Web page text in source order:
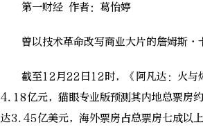
第一财经 作者：葛怡婷
曾以技术革命改写商业大片的詹姆斯·卡
截至12月22日12时，《阿凡达：火与
4.18亿元，猫眼专业版预测其内地总票
达3.45亿美元，海外票房占总票房七成以上